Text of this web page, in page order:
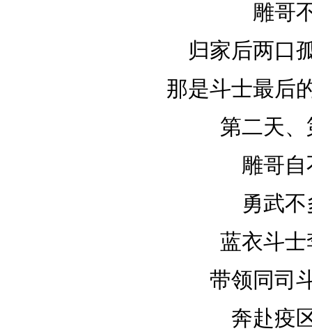
雕哥
归家后两口
那是斗士最后
第二天
雕哥
勇武
蓝衣斗
带领同司
奔赴疫